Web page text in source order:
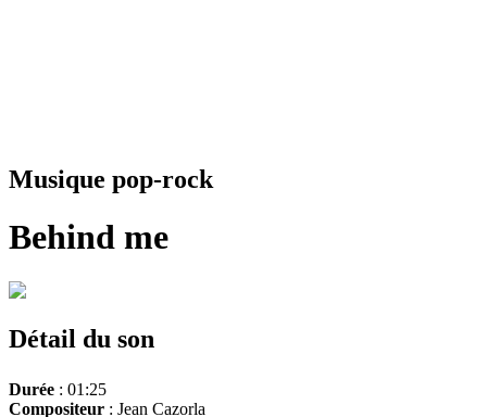
Musique pop-rock
Behind me
Détail du son
Durée : 01:25
Compositeur : Jean Cazorla